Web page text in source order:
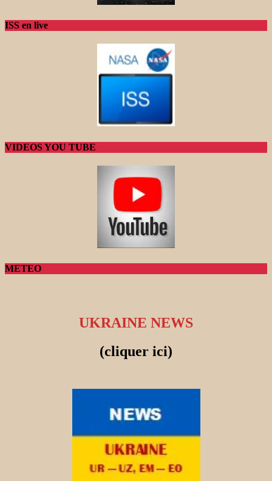
ISS en live
VIDEOS YOU TUBE
METEO
UKRAINE NEWS
(cliquer ici)